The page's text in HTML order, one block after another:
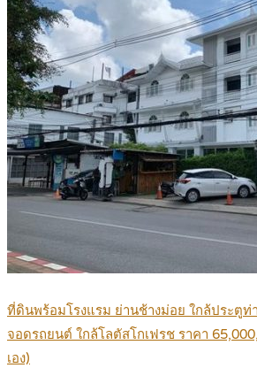
ที่ดินพร้อมโรงแรม ย่านช้างม่อย ใกล้ประตู
จอดรถยนต์ ใกล้โลตัสโกเฟรช ราคา
เอง)